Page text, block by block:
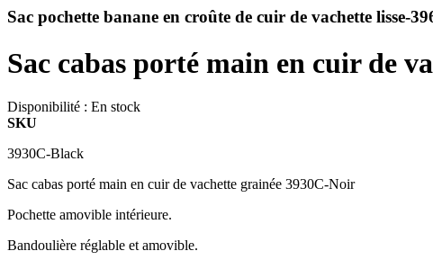
Sac pochette banane en croûte de cuir de vachette lisse-
Sac cabas porté main en cuir de
Disponibilité : En stock
SKU
3930C-Black
Sac cabas porté main en cuir de vachette grainée 3930C-Noir
Pochette amovible intérieure.
Bandoulière réglable et amovible.